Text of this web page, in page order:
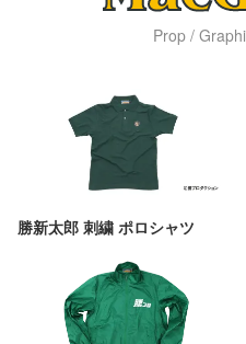
Prop /
勝新太郎 刺繍 ポロシャツ